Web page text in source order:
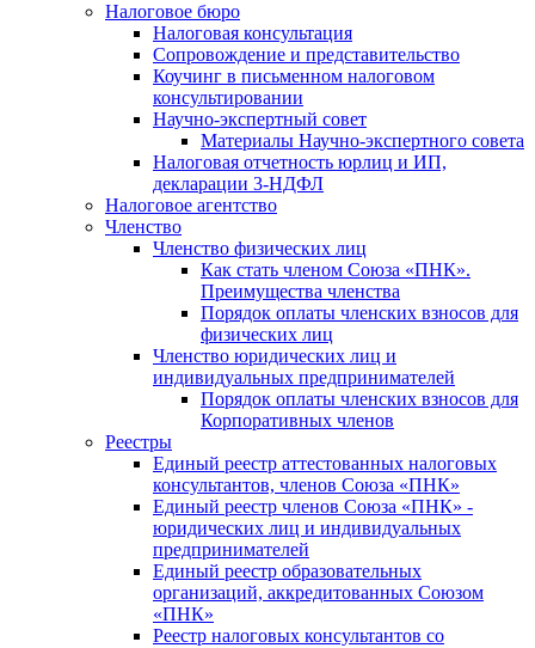
Налоговое бюро
Налоговая консультация
Cопровождение и представительство
Коучинг в письменном налоговом
консультировании
Научно-экспертный совет
Материалы Научно-экспертного совета
Налоговая отчетность юрлиц и ИП,
декларации 3-НДФЛ
Налоговое агентство
Членство
Членство физических лиц
Как стать членом Союза «ПНК».
Преимущества членства
Порядок оплаты членских взносов для
физических лиц
Членство юридических лиц и
индивидуальных предпринимателей
Порядок оплаты членских взносов для
Корпоративных членов
Реестры
Единый реестр аттестованных налоговых
консультантов, членов Союза «ПНК»
Единый реестр членов Союза «ПНК» -
юридических лиц и индивидуальных
предпринимателей
Единый реестр образовательных
организаций, аккредитованных Союзом
«ПНК»
Реестр налоговых консультантов со